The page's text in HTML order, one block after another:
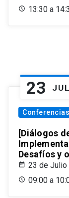
13:30 a
23 JUL
Conferencias
[Diálogos
Desafíos y
23 de Julio
09:00 a